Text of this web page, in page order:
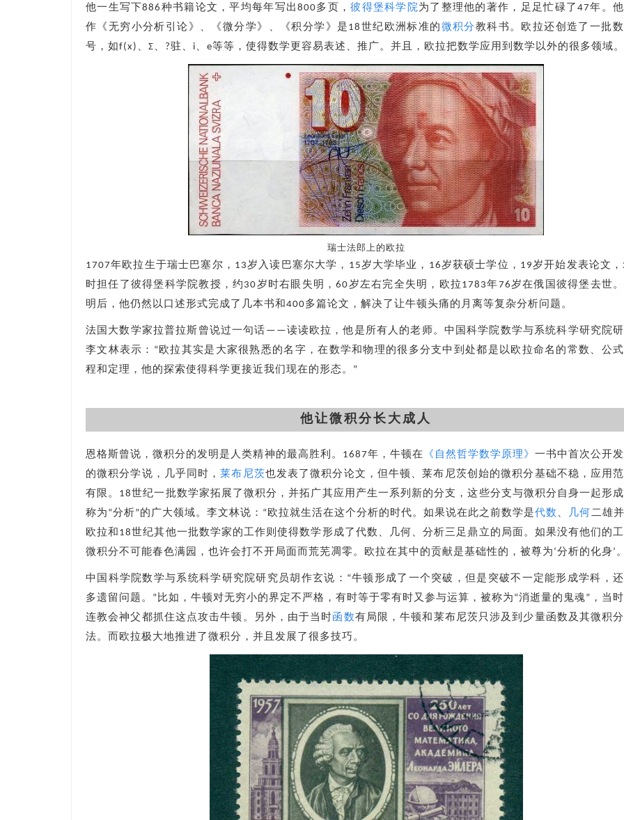
他一生写下886种书籍论文，平均每年写出800多页，彼得堡科学院为了整理他的著作，足足忙碌了47年。
作《无穷小分析引论》、《微分学》、《积分学》是18世纪欧洲标准的 微积分 教科书。欧拉还创造了一批
号，如f(x)、Σ、?驻、i、e等等，使得数学更容易表述、推广。并且，欧拉把数学应用到数学以外的很多领域。
瑞士法郎上的欧拉
1707年欧拉生于瑞士巴塞尔，13岁入读巴塞尔大学，15岁大学毕业，16岁获硕士学位，19岁开始发表论文，
时担任了彼得堡科学院教授，约30岁时右眼失明，60岁左右完全失明，欧拉1783年76岁在俄国彼得堡去世
明后，他仍然以口述形式完成了几本书和400多篇论文，解决了让牛顿头痛的月离等复杂分析问题。
法国大数学家拉普拉斯曾说过一句话——读读欧拉，他是所有人的老师。中国科学院数学与系统科学研究院
李文林表示：“欧拉其实是大家很熟悉的名字，在数学和物理的很多分支中到处都是以欧拉命名的常数、公
程和定理，他的探索使得科学更接近我们现在的形态。”
他让微积分长大成人
恩格斯曾说，微积分的发明是人类精神的最高胜利。1687年，牛顿在 《自然哲学数学原理》一书中首次公开
的微积分学说，几乎同时，莱布尼茨也发表了微积分论文，但牛顿、莱布尼茨创始的微积分基础不稳，应用
有限。18世纪一批数学家拓展了微积分，并拓广其应用产生一系列新的分支，这些分支与微积分自身一起形
称为“分析”的广大领域。李文林说：“欧拉就生活在这个分析的时代。如果说在此之前数学是代数 、 几何 二雄并
欧拉和18世纪其他一批数学家的工作则使得数学形成了代数、几何、分析三足鼎立的局面。如果没有他们的工
微积分不可能春色满园，也许会打不开局面而荒芜凋零。欧拉在其中的贡献是基础性的，被尊为‘分析的化身’
中国科学院数学与系统科学研究院研究员胡作玄说：“牛顿形成了一个突破，但是突破不一定能形成学科，
多遗留问题。”比如，牛顿对无穷小的界定不严格，有时等于零有时又参与运算，被称为“消逝量的鬼魂”，当
连教会神父都抓住这点攻击牛顿。另外，由于当时函数有局限，牛顿和莱布尼茨只涉及到少量函数及其微积
法。而欧拉极大地推进了微积分，并且发展了很多技巧。